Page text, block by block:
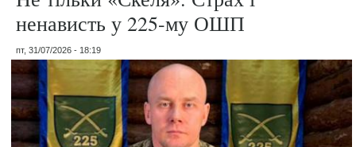
ненависть у 225-му ОШП
пт, 31/07/2026 - 18:19